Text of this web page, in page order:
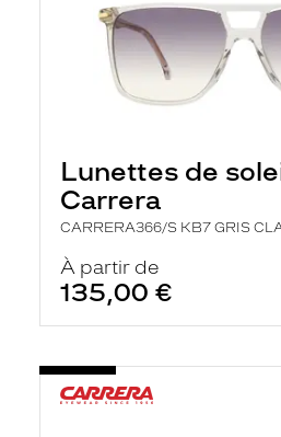
Lunettes de
Carrera
CARRERA366/S KB7 GRIS
À partir de
135,00 €